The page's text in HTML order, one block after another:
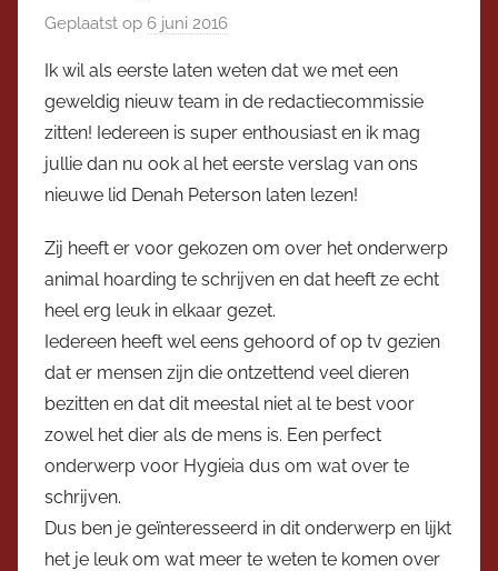
Geplaatst op 6 juni 2016
o
r
V
c
v
o
o
r
z
i
t
t
Ik wil als eerste laten weten dat we met een
geweldig nieuw team in de redactiecommissie
zitten! Iedereen is super enthousiast en ik mag
jullie dan nu ook al het eerste verslag van ons
nieuwe lid Denah Peterson laten lezen!
Zij heeft er voor gekozen om over het onderwerp
animal hoarding te schrijven en dat heeft ze echt
heel erg leuk in elkaar gezet.
Iedereen heeft wel eens gehoord of op tv gezien
dat er mensen zijn die ontzettend veel dieren
bezitten en dat dit meestal niet al te best voor
zowel het dier als de mens is. Een perfect
onderwerp voor Hygieia dus om wat over te
schrijven.
Dus ben je geïnteresseerd in dit onderwerp en lijkt
het je leuk om wat meer te weten te komen over